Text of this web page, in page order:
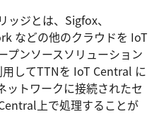
ジとは、Sigfox、
などの他のクラウドを IoT
プンソースソリューション
してTTNを IoT Central に
ットワークに接続されたセ
上で処理することが